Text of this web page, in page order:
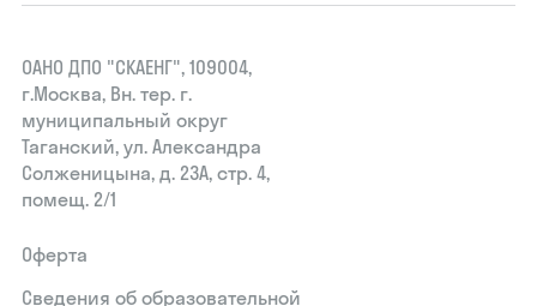
ОАНО ДПО "СКАЕНГ", 109004,
г.Москва, Вн. тер. г.
муниципальный округ
Таганский, ул. Александра
Солженицына, д. 23А, стр. 4,
помещ. 2/1
Оферта
Сведения об образовательной